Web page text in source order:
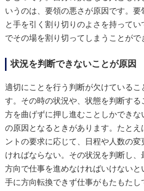
いうのは、要領の悪さが原因です。要
と手を引く割り切りのよさを持ってい
でその場を割り切ってしまうことがで
状況を判断できないことが原因
適切にことを行う判断が欠けているこ
す。その時の状況や、状態を判断する
方を曲げずに押し進むことしかできな
の原因となるときがあります。たとえ
ントの要求に応じて、日程や人数の変
ければならない。その状況を判断し、
方向で仕事を進めなければいけないと
手に方向転換できず仕事がもたもたし